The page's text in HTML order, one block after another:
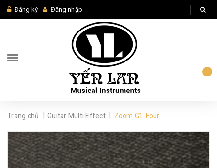
Đăng ký Đăng nhập
Trang chủ Guitar Multi Effect Zoom G1-Four